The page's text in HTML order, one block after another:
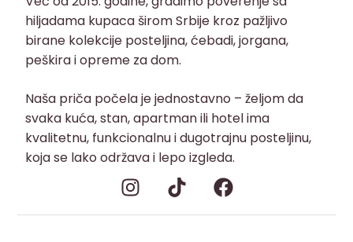
hiljadama kupaca širom Srbije kroz pažljivo
birane kolekcije posteljina, ćebadi, jorgana,
peškira i opreme za dom.
Naša priča počela je jednostavno – željom da
svaka kuća, stan, apartman ili hotel ima
kvalitetnu, funkcionalnu i dugotrajnu posteljinu,
koja se lako održava i lepo izgleda.